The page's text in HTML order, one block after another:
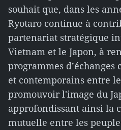
souhait que, dans les
Ryotaro continue à
partenariat stratégique
Vietnam et le Japon, à
programmes
et contemporains entre
promouvoir l'image du
approfondissant ainsi la
mutuelle entre les